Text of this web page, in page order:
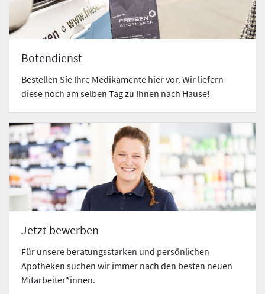
Botendienst
Bestellen Sie Ihre Medikamente hier vor. Wir liefern
diese noch am selben Tag zu Ihnen nach Hause!
Jetzt bewerben
Für unsere beratungsstarken und persönlichen
Apotheken suchen wir immer nach den besten neuen
Mitarbeiter*innen.